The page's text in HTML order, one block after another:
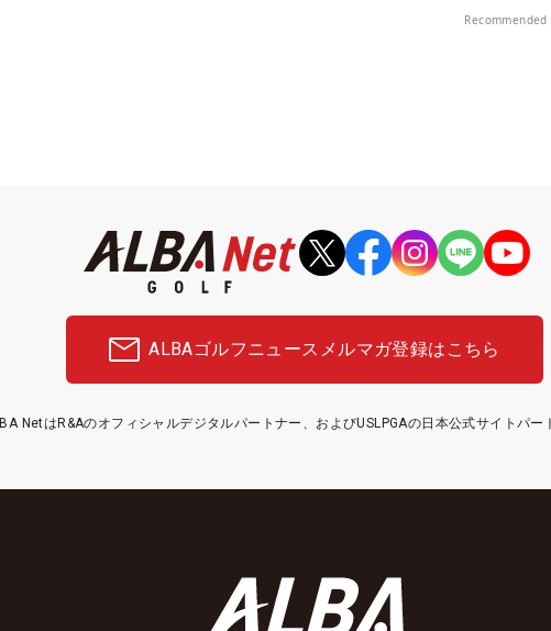
Recommended
ALBAゴルフニュース メルマガ登録はこちら
NetはR&Aのオフィシャルデジタルパートナー、およびUSLPGAの日本公式サイトパー